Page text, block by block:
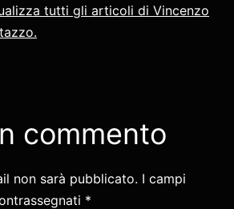
tutti gli articoli di Vincenzo
commento
non sarà pubblicato. I campi
*